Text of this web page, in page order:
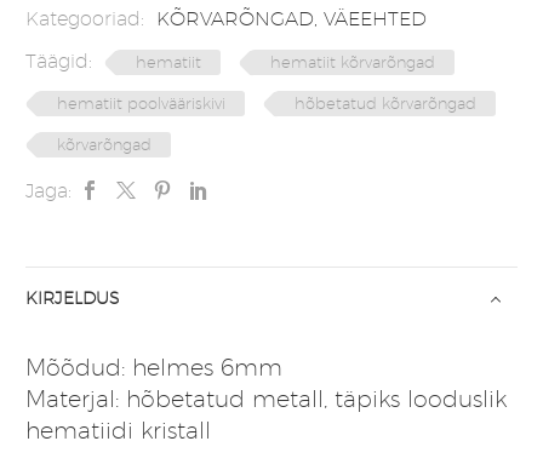
Kategooriad: KÕRVARÕNGAD VÄEEHTED
Täägid:
hematiit hematiit kõrvarõngad
hematiit poolvääriskivi hõbetatud kõrvarõngad
kõrvarõngad
Jaga:
KIRJELDUS
Mõõdud: helmes 6mm
Materjal: hõbetatud metall, täpiks looduslik
hematiidi kristall